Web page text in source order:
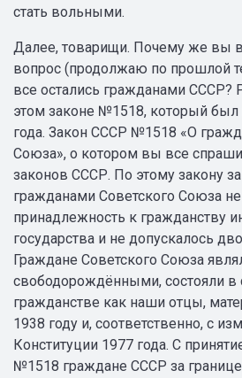
стать вольными.
Далее, товарищи. Почему же вы
вопрос (продолжаю по прошлой
все остались гражданами СССР?
этом законе №1518, который был
года. Закон СССР №1518 «О
Союза», о котором вы все
законов СССР. По этому закону
гражданами Советского Союза
принадлежность к гражданству
государства и не допускалось
Граждане Советского Союза
свободорождёнными, состояли в
гражданстве как наши отцы,
1938 году и, соответственно, с
Конституции 1977 года. С
№1518 граждане СССР за